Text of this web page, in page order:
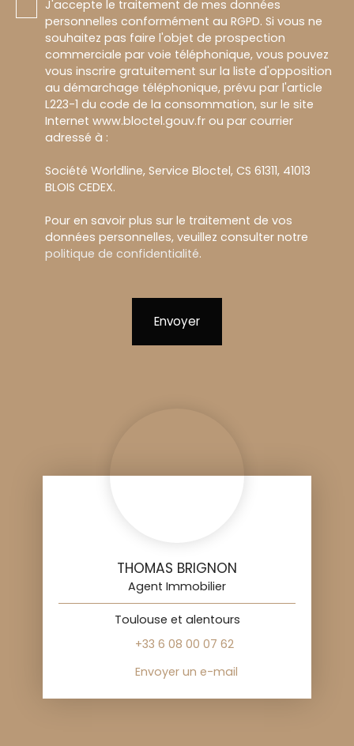
J'accepte le traitement de mes données
personnelles conformément au RGPD. Si vous ne
souhaitez pas faire l'objet de prospection
commerciale par voie téléphonique, vous pouvez
vous inscrire gratuitement sur la liste d'opposition
au démarchage téléphonique, prévu par l'article
L223-1 du code de la consommation, sur le site
Internet www.bloctel.gouv.fr ou par courrier
adressé à :
Société Worldline, Service Bloctel, CS 61311, 41013
BLOIS CEDEX.
Pour en savoir plus sur le traitement de vos
données personnelles, veuillez consulter notre
politique de confidentialité.
Envoyer
THOMAS BRIGNON
Agent Immobilier
Toulouse et alentours
+33 6 08 00 07 62
Envoyer un e-mail